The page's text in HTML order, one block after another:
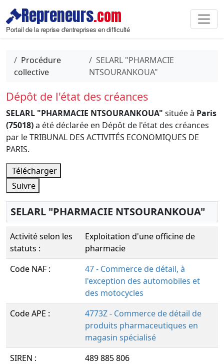
Repreneurs.com
Portail de la reprise d'entreprises en difficulté
Procédure
collective
SELARL "PHARMACIE
NTSOURANKOUA"
Dépôt de l'état des créances
SELARL "PHARMACIE NTSOURANKOUA" située à Paris
(75018)a été déclarée en Dépôt de l'état des créances
par le TRIBUNAL DES ACTIVITÉS ECONOMIQUES DE
PARIS.
Télécharger
Suivre
SELARL "PHARMACIE NTSOURANKOUA"
Activité selon les
statuts :
Exploitation d'une officine de
pharmacie
Code NAF :
47 - Commerce de détail, à
l'exception des automobiles et
des motocycles
Code APE :
4773Z - Commerce de détail de
produits pharmaceutiques en
magasin spécialisé
SIREN :
489 885 806